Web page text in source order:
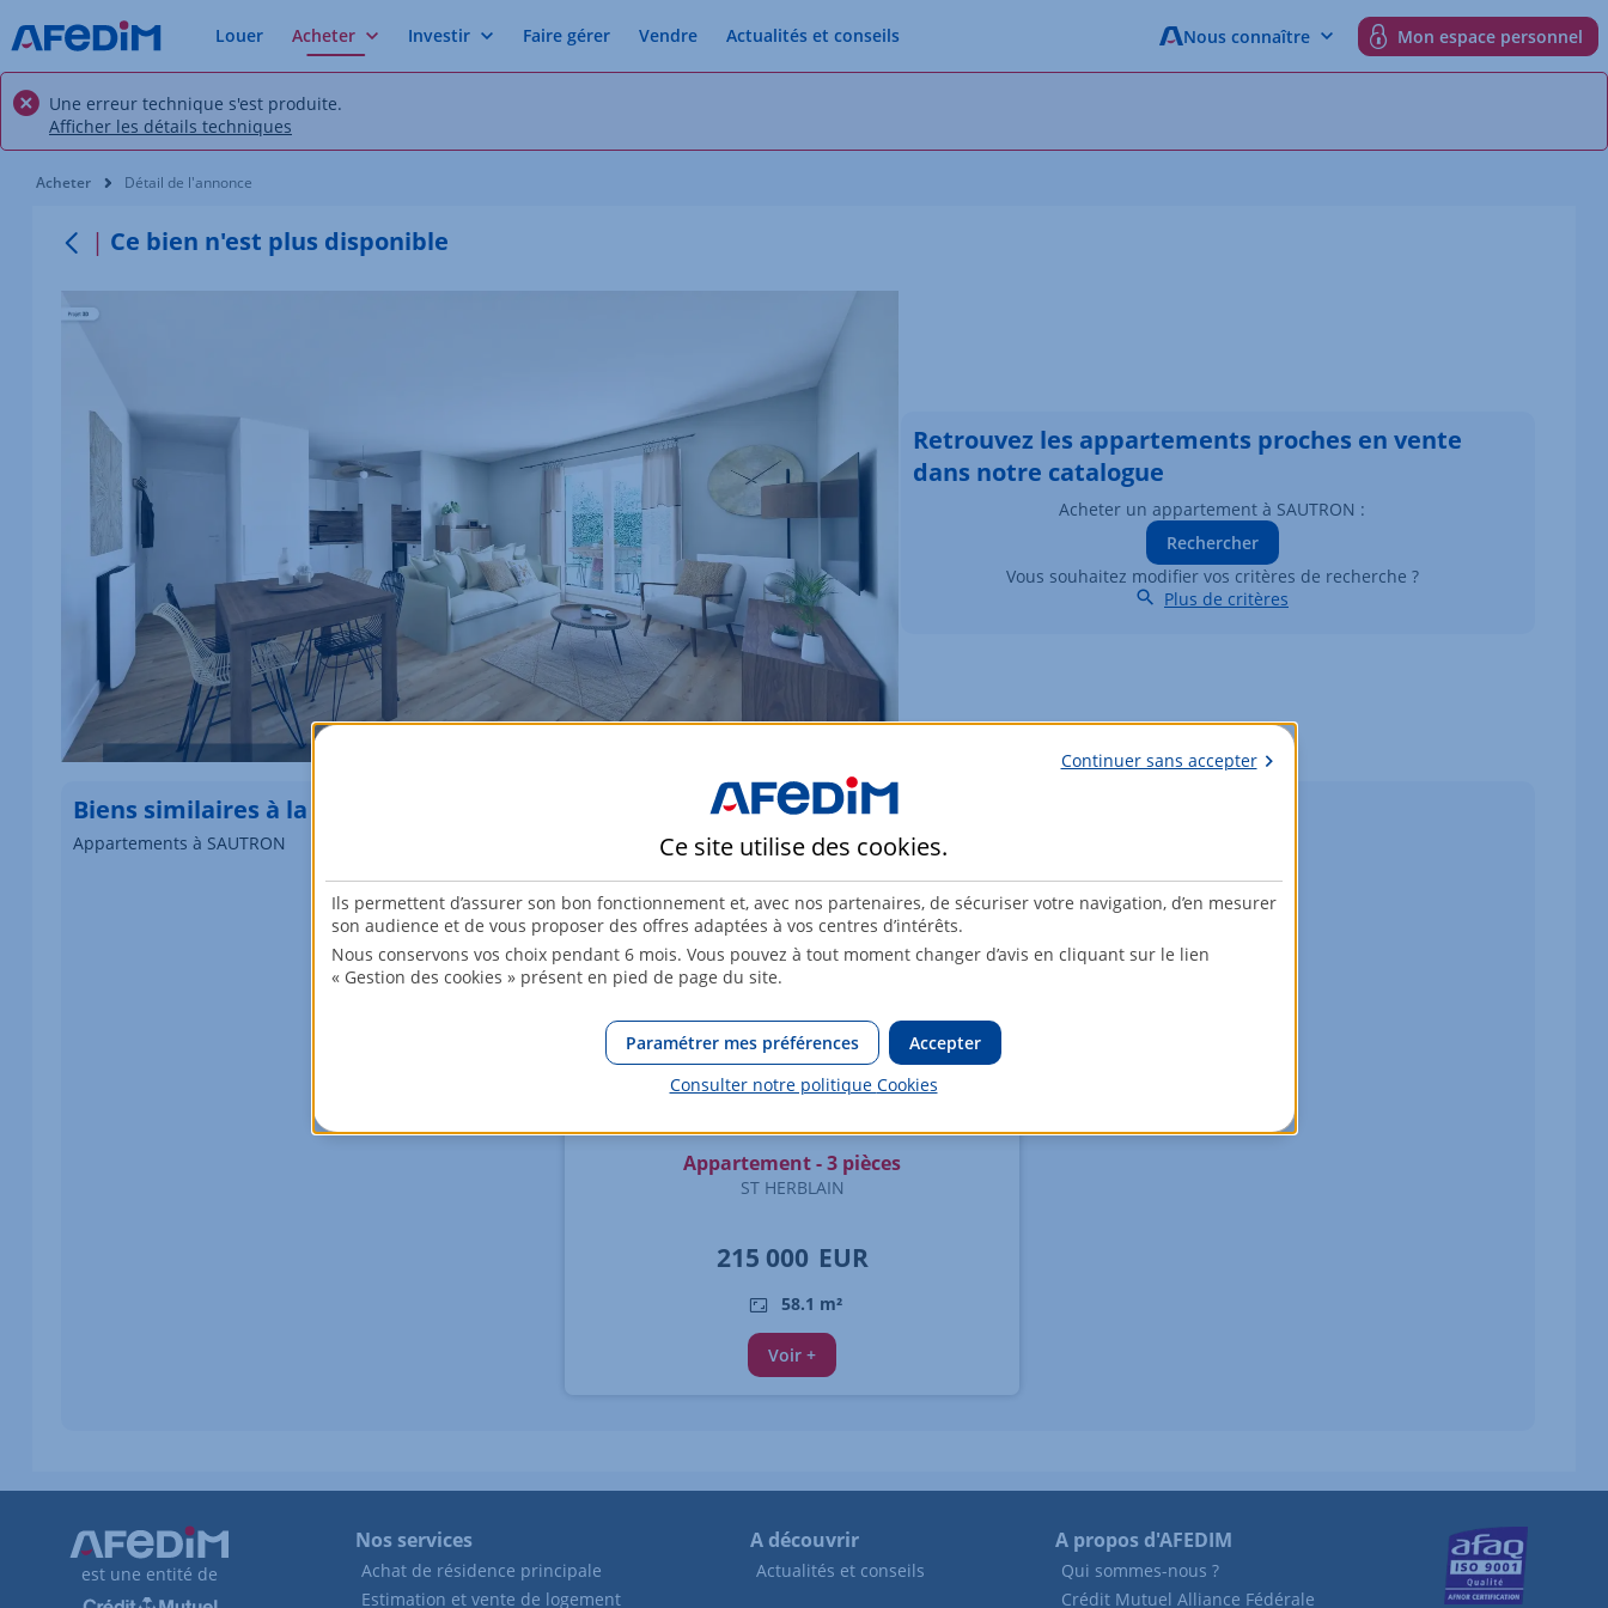
Louer Acheter Investir Faire gérer Vendre Actualités et conseils Nous connaître Mon espace personnel
Une erreur technique s'est produite.
Afficher les détails techniques
Vous êtes ici:
Acheter Détail de l'annonce
Retour au menu
Ce bien n'est plus disponible
Retrouvez les appartements proches en vente
dans notre catalogue
Acheter un appartement à SAUTRON :
Rechercher
Vous souhaitez modifier vos critères de recherche ?
Plus de critères
Biens similaires à la vente
Appartements à SAUTRON
Appartement - 3 pièces
ST HERBLAIN
215 000 EUR
58.1 m²
Voir +
est une entité de
Nos services
Achat de résidence principale
Estimation et vente de logement
A découvrir
Actualités et conseils
A propos d'AFEDIM
Qui sommes-nous ?
Crédit Mutuel Alliance Fédérale
Continuer sans accepter
Ce site utilise des cookies.
Ils permettent d’assurer son bon fonctionnement et, avec nos partenaires, de sécuriser votre navigation, d’en mesurer
son audience et de vous proposer des offres adaptées à vos centres d’intérêts.
Nous conservons vos choix pendant 6 mois. Vous pouvez à tout moment changer d’avis en cliquant sur le lien
« Gestion des cookies » présent en pied de page du site.
Accepter
Paramétrer mes préférences
Consulter notre politique Cookies